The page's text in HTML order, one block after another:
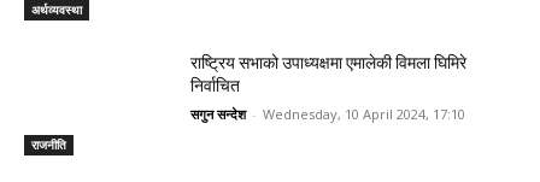
अर्थव्यवस्था
राजनीति
राष्ट्रिय सभाको उपाध्यक्षमा एमालेकी विमला घिमिरे
निर्वाचित
सगुन सन्देश - Wednesday, 10 April 2024, 17:10